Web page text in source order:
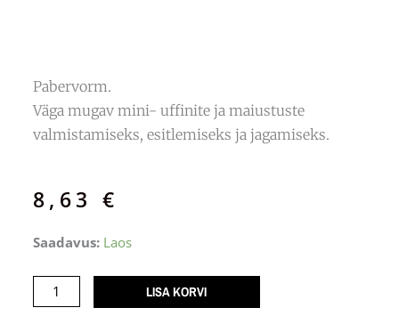
Pabervorm.
Väga mugav mini- uffinite ja maiustuste
valmistamiseks, esitlemiseks ja jagamiseks.
8,63 €
Saadavus: Laos
Kommipesa
Ø27
H.17mm
LISA KORVI